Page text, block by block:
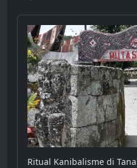
Ritual Kanibalisme di